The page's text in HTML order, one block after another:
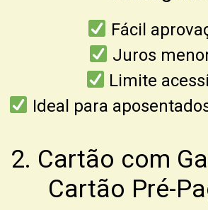
Fácil
Juros
Limite
Ideal para
2. Cartão com
Cartão Pré-